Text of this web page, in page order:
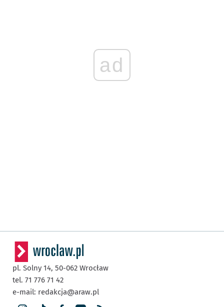
ad
pl. Solny 14, 50-062 Wrocław
tel. 71 776 71 42
e-mail: redakcja@araw.pl